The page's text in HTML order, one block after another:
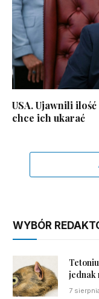
USA. Ujawnili
chce ich ukarać
WYBÓR
jednak
7